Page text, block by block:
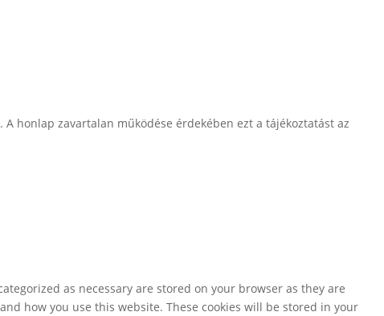
honlap zavartalan működése érdekében ezt a tájékoztatást az
as necessary are stored on your browser as they are
how you use this website. These cookies will be stored in your